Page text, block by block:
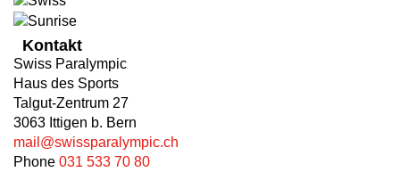
Kontakt
Swiss Paralympic
Haus des Sports
Talgut-Zentrum 27
3063 Ittigen b. Bern
mail@swissparalympic.ch
Phone 031 533 70 80